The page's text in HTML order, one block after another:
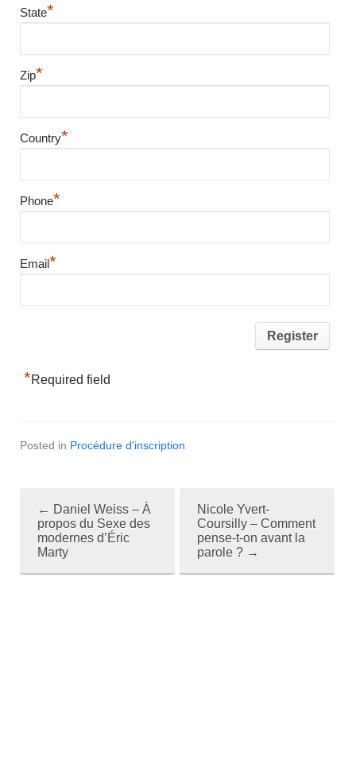
State*
Zip*
Country*
Phone*
Email*
*Required field
Posted in Procédure d'inscription
s
← Daniel Weiss – À
propos du Sexe des
modernes d’Éric
Marty
Nicole Yvert-
Coursilly – Comment
pense-t-on avant la
parole ? →